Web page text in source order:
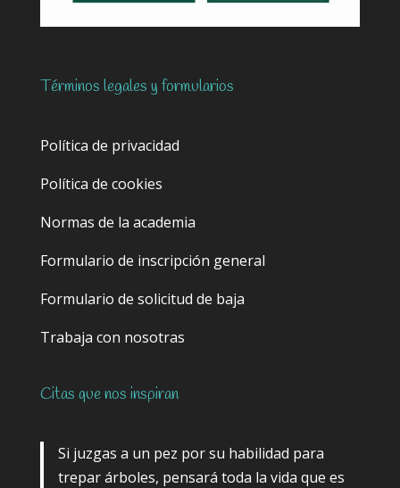
Términos legales y formularios
Política de privacidad
Política de cookies
Normas de la academia
Formulario de inscripción general
Formulario de solicitud de baja
Trabaja con nosotras
Citas que nos inspiran
Si juzgas a un pez por su habilidad para
trepar árboles, pensará toda la vida que es